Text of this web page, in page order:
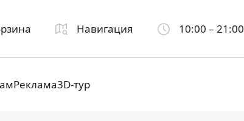
Навигация 10:00 – 21:00
Реклама3D-тур